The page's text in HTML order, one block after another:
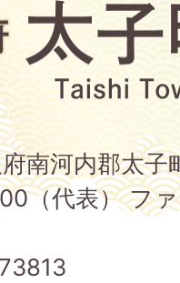
河内郡太子
（代表） フ